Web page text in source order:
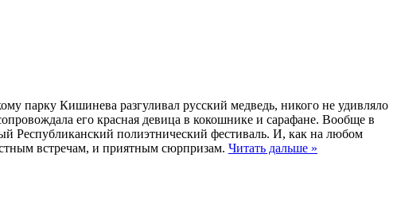
парку Кишинева разгуливал русский медведь, никого не удивляло
его красная девица в кокошнике и сарафане. Вообще в
Республиканский полиэтнический фестиваль. И, как на любом
встречам, и приятным сюрпризам. Читать дальше »